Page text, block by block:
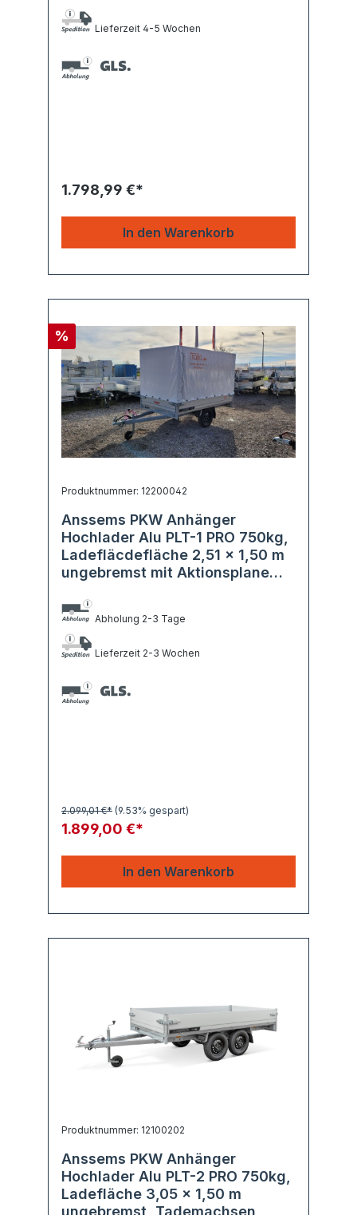
Lieferzeit 4-5 Wochen
1.798,99 €*
In den Warenkorb
%
Produktnummer: 12200042
Anssems PKW Anhänger
Hochlader Alu PLT-1 PRO 750kg,
Ladefläcdefläche 2,51 x 1,50 m
ungebremst mit Aktionsplane
Abholung 2-3 Tage
Lieferzeit 2-3 Wochen
1.899,00 €*
2.099,01 €* (9.53% gespart)
In den Warenkorb
Produktnummer: 12100202
Anssems PKW Anhänger
Hochlader Alu PLT-2 PRO 750kg,
Ladefläche 3,05 x 1,50 m
ungebremst, Tademachsen